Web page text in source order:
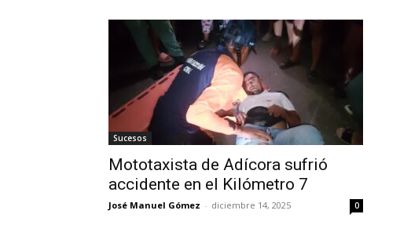
Sucesos
Mototaxista de Adícora sufrió
accidente en el Kilómetro 7
José Manuel Gómez - diciembre 14, 2025 0